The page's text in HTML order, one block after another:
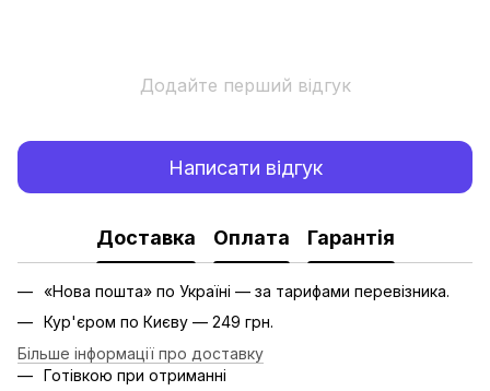
Додайте перший відгук
Написати відгук
Доставка Оплата Гарантія
«Нова пошта» по Україні — за тарифами перевізника.
Кур'єром по Києву — 249 грн.
Більше інформації про доставку
Готівкою при отриманні